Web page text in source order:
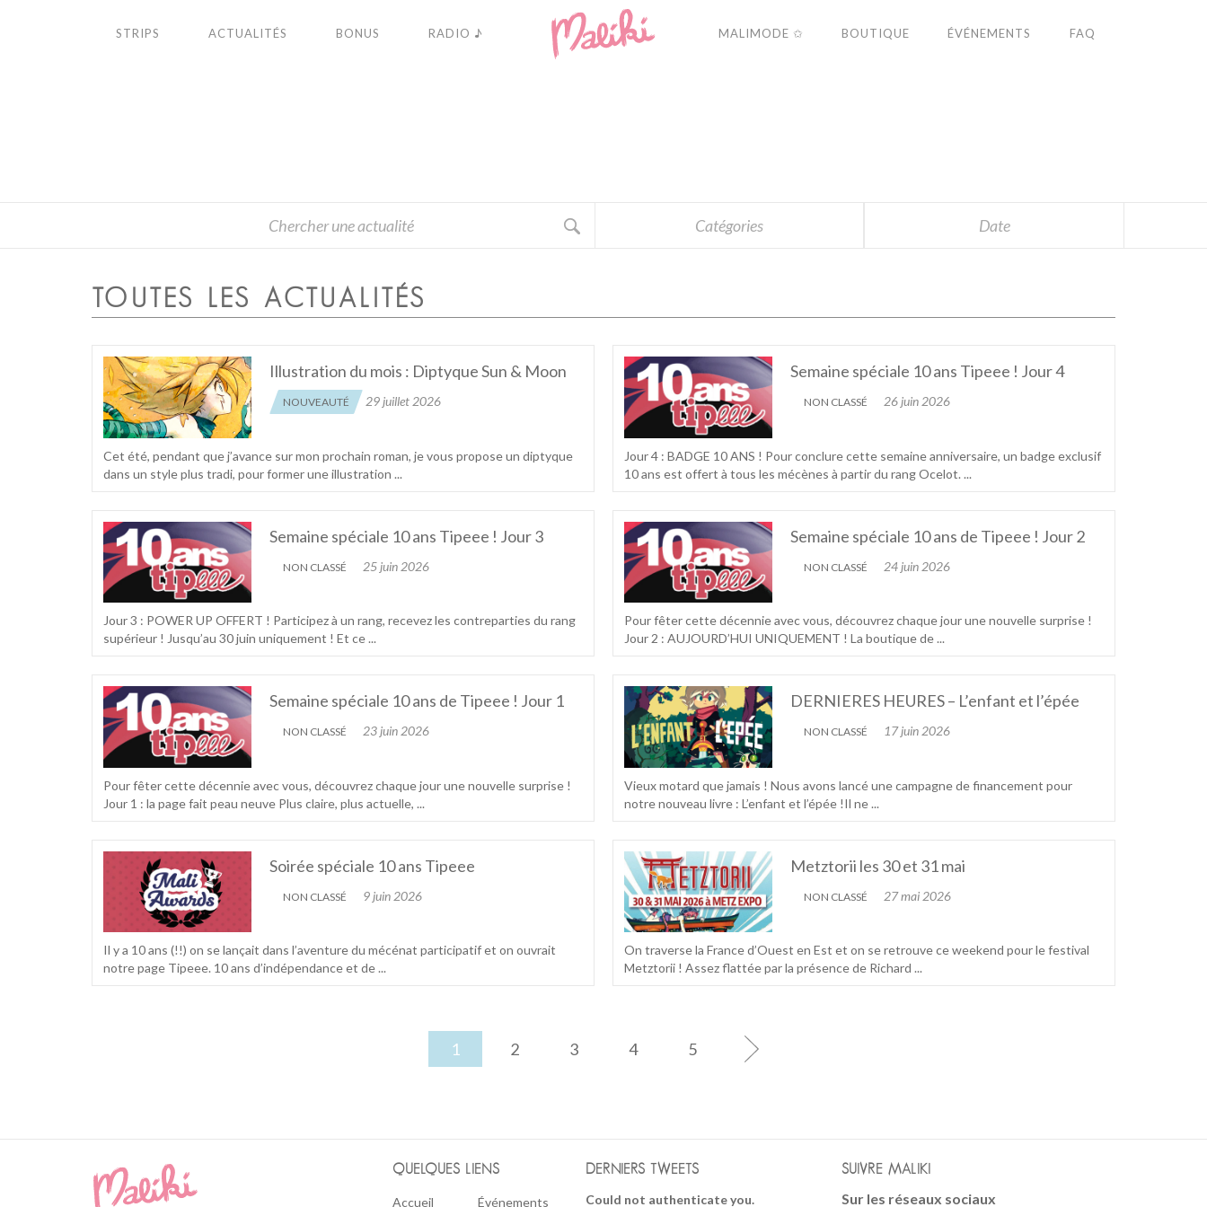
STRIPS ACTUALITÉS BONUS RADIO ♪ MALIMODE ✩ BOUTIQUE ÉVÉNEMENTS FAQ
Catégories Date
TOUTES LES ACTUALITÉS
Illustration du mois : Diptyque Sun & Moon
NOUVEAUTÉ 29 juillet 2026
Cet été, pendant que j’avance sur mon prochain roman, je vous propose un diptyque
dans un style plus tradi, pour former une illustration ...
Semaine spéciale 10 ans Tipeee ! Jour 4
NON CLASSÉ 26 juin 2026
Jour 4 : BADGE 10 ANS ! Pour conclure cette semaine anniversaire, un badge exclusif
10 ans est offert à tous les mécènes à partir du rang Ocelot. ...
Semaine spéciale 10 ans Tipeee ! Jour 3
NON CLASSÉ 25 juin 2026
Jour 3 : POWER UP OFFERT ! Participez à un rang, recevez les contreparties du rang
supérieur ! Jusqu’au 30 juin uniquement ! Et ce ...
Semaine spéciale 10 ans de Tipeee ! Jour 2
NON CLASSÉ 24 juin 2026
Pour fêter cette décennie avec vous, découvrez chaque jour une nouvelle surprise !
Jour 2 : AUJOURD’HUI UNIQUEMENT ! La boutique de ...
Semaine spéciale 10 ans de Tipeee ! Jour 1
NON CLASSÉ 23 juin 2026
Pour fêter cette décennie avec vous, découvrez chaque jour une nouvelle surprise !
Jour 1 : la page fait peau neuve Plus claire, plus actuelle, ...
DERNIERES HEURES – L’enfant et l’épée
NON CLASSÉ 17 juin 2026
Vieux motard que jamais ! Nous avons lancé une campagne de financement pour
notre nouveau livre : L’enfant et l’épée !Il ne ...
Soirée spéciale 10 ans Tipeee
NON CLASSÉ 9 juin 2026
Il y a 10 ans (!!) on se lançait dans l’aventure du mécénat participatif et on ouvrait
notre page Tipeee. 10 ans d’indépendance et de ...
Metztorii les 30 et 31 mai
NON CLASSÉ 27 mai 2026
On traverse la France d’Ouest en Est et on se retrouve ce weekend pour le festival
Metztorii ! Assez flattée par la présence de Richard ...
1 2 3 4 5
QUELQUES LIENS
Accueil Événements
DERNIERS TWEETS
Could not authenticate you.
SUIVRE MALIKI
Sur les réseaux sociaux